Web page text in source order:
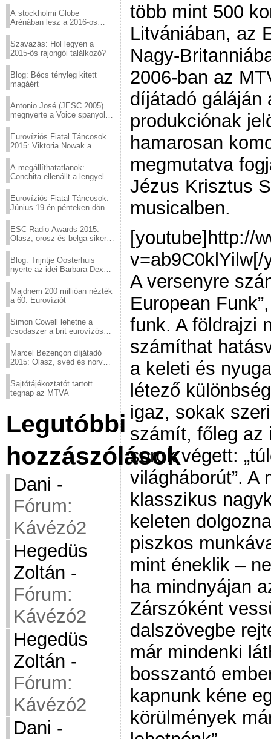
A stockholmi Globe
Arénában lesz a 2016-os
Szavazás: Hol legyen a
2015-ös rajongói találkozó?
Blog: Bécs tényleg kitett
magáért
Antonio José (JESC 2005)
megnyerte a Voice spanyol
Eurovíziós Fiatal Táncosok
2015: Viktoria Nowak a
A megállíthatatlanok:
Conchita ellenállt a lengyel
Eurovíziós Fiatal Táncosok:
Június 19-én pénteken döntő
ESC Radio Awards 2015:
Olasz, orosz és belga siker,
Blog: Trijntje Oosterhuis
nyerte az idei Barbara Dex
Majdnem 200 millióan nézték
a 60. Eurovíziót
Simon Cowell lehetne a
csodaszer a brit eurovízós
Marcel Bezençon díjátadó
2015: Olasz, svéd és norvég
Sajtótájékoztatót tartott
tegnap az MTVA
Legutóbbi
hozzászólások
Dani -
Fórum:
Kávézó2
Hegedüs
Zoltán -
Fórum:
Kávézó2
Hegedüs
Zoltán -
Fórum:
Kávézó2
Dani -
több mint 500
Litvániában, az
Nagy-
2006-ban az
díjátadó gáláján
produkciónak
hamarosan
megmutatva
Jézus Krisztus
musicalben.
[youtube]http://
A versenyre
European
funk. A földrajzi
számíthat
a keleti és
létező
igaz, sokak
számít, főleg az
sorok végett:
világháborút”. A
klasszikus
keleten
piszkos
mint éneklik –
ha mindnyájan
Zárszóként
dalszövegbe
már mindenki
bosszantó
kapnunk kéne
körülmények